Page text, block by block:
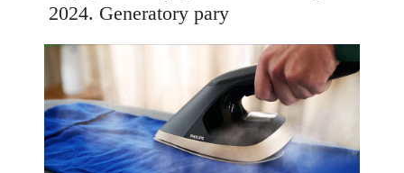
2024. Generatory pary